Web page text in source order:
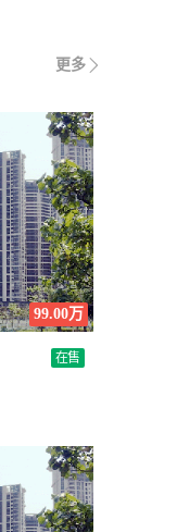
更多
99.00万
在售